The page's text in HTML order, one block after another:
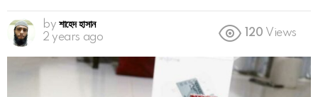
by শাহেদ হাসান
2 years ago
120 Views